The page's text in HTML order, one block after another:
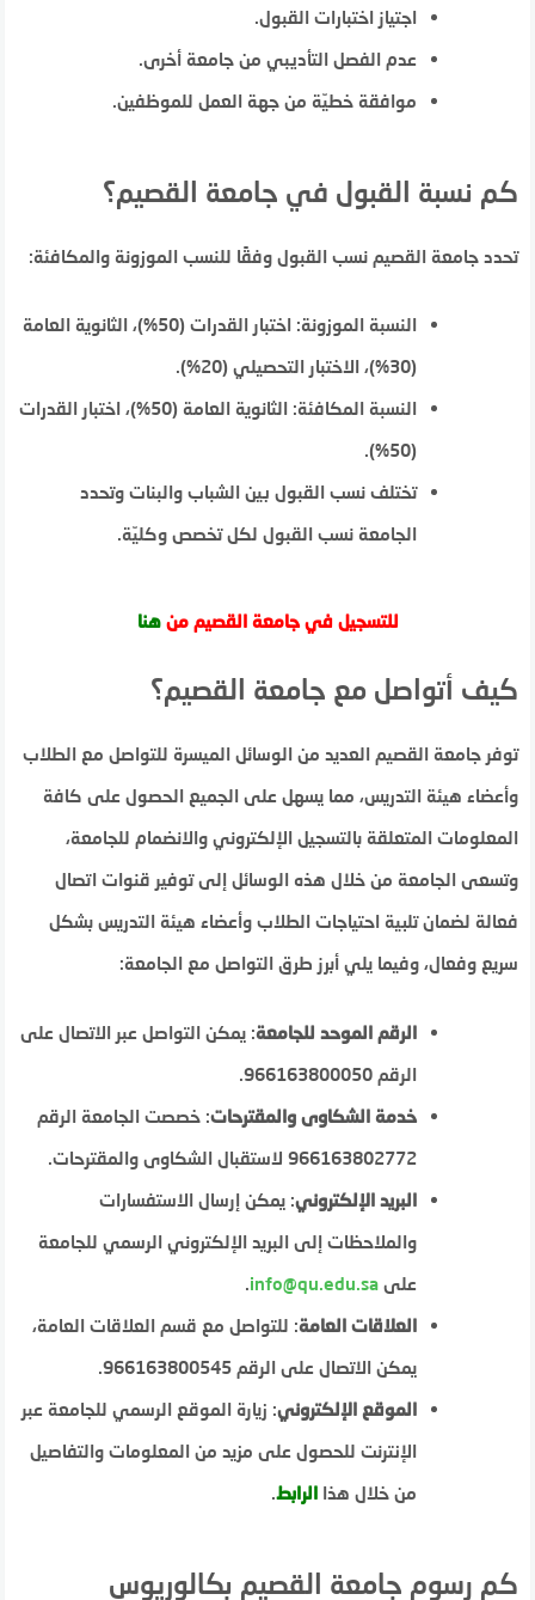
اجتياز اختبارات القبول.
عدم الفصل التأديبي من جامعة أخرى.
موافقة خطيّة من جهة العمل للموظفين.
كم نسبة القبول في جامعة القصيم؟
تحدد جامعة القصيم نسب القبول وفقًا للنسب الموزونة والمكافئة:
النسبة الموزونة: اختبار القدرات (50%)، الثانوية العامة
(30%)، الاختبار التحصيلي (20%).
النسبة المكافئة: الثانوية العامة (50%)، اختبار القدرات
(50%).
تختلف نسب القبول بين الشباب والبنات وتحدد
الجامعة نسب القبول لكل تخصص وكليّة.
للتسجيل في جامعة القصيم منهنا
كيف أتواصل مع جامعة القصيم؟
توفر جامعة القصيم العديد من الوسائل الميسرة للتواصل مع الطلاب
وأعضاء هيئة التدريس، مما يسهل على الجميع الحصول على كافة
المعلومات المتعلقة بالتسجيل الإلكتروني والانضمام للجامعة،
وتسعى الجامعة من خلال هذه الوسائل إلى توفير قنوات اتصال
فعالة لضمان تلبية احتياجات الطلاب وأعضاء هيئة التدريس بشكل
سريع وفعال، وفيما يلي أبرز طرق التواصل مع الجامعة:
الرقم الموحد للجامعة: يمكن التواصل عبر الاتصال على
الرقم 966163800050.
خدمة الشكاوى والمقترحات: خصصت الجامعة الرقم
966163802772 لاستقبال الشكاوى والمقترحات.
البريد الإلكتروني: يمكن إرسال الاستفسارات
والملاحظات إلى البريد الإلكتروني الرسمي للجامعة
علىinfo@qu.edu.sa
.
العلاقات العامة: للتواصل مع قسم العلاقات العامة،
يمكن الاتصال على الرقم 966163800545.
الموقع الإلكتروني: زيارة الموقع الرسمي للجامعة عبر
الإنترنت للحصول على مزيد من المعلومات والتفاصيل
من خلال هذاالرابط.
كم رسوم جامعة القصيم بكالوريوس